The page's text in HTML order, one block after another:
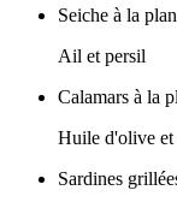
Seiche à la
Ail et persil
Calamars à la
Huile d'olive et
Sardines